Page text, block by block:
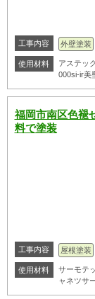
工事内容 外壁塗装
使用材料
アステッ
000si-ir美
福岡市南区色褪
料で塗装
工事内容 屋根塗装
使用材料
サーモテ
ャネツサ